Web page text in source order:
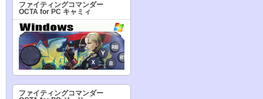
ファイティングコマンダー
OCTA for PC キャミィ
ファイティングコマンダー